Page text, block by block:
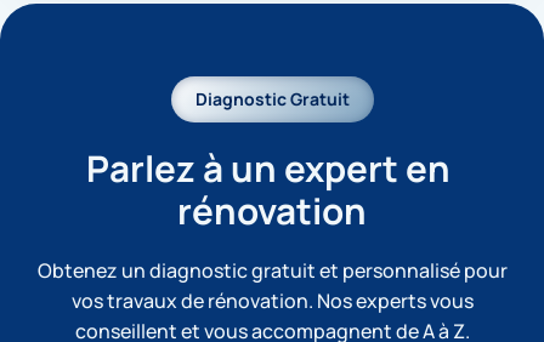
Diagnostic Gratuit
Parlez à un expert en
rénovation
Obtenez un diagnostic gratuit et personnalisé pour
vos travaux de rénovation. Nos experts vous
conseillent et vous accompagnent de A à Z.